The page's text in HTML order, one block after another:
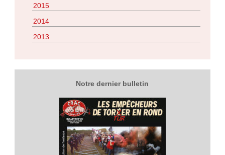
2015
2014
2013
Notre dernier bulletin